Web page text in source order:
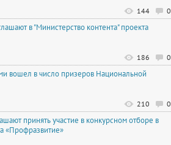
0
144
в "Министерство контента" проекта
0
186
вошел в число призеров Национальной
0
210
принять участие в конкурсном отборе в
«Профразвитие»